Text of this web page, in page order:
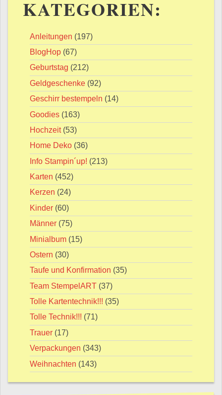
KATEGORIEN:
Anleitungen (197)
BlogHop (67)
Geburtstag (212)
Geldgeschenke (92)
Geschirr bestempeln (14)
Goodies (163)
Hochzeit(53)
Home Deko (36)
Info Stampin´up! (213)
Karten (452)
Kerzen (24)
Kinder (60)
Männer (75)
Minialbum (15)
Ostern (30)
Taufe und Konfirmation (35)
Team StempelART (37)
Tolle Kartentechnik!!! (35)
Tolle Technik!!! (71)
Trauer (17)
Verpackungen (343)
Weihnachten (143)